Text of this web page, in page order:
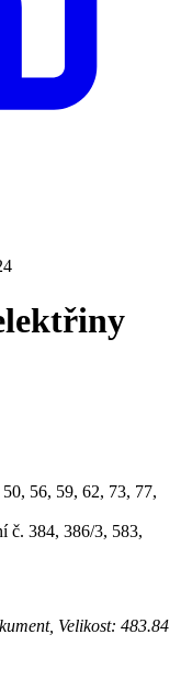
56, 59, 62, 73, 77,
č. 384, 386/3, 583,
Velikost: 483.84